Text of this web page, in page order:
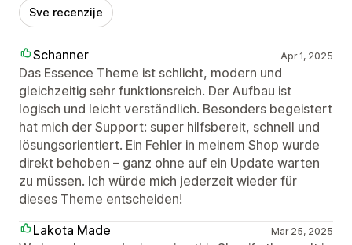
Sve recenzije
Schanner Apr 1, 2025
Das Essence Theme ist schlicht, modern und
gleichzeitig sehr funktionsreich. Der Aufbau ist
logisch und leicht verständlich. Besonders begeistert
hat mich der Support: super hilfsbereit, schnell und
lösungsorientiert. Ein Fehler in meinem Shop wurde
direkt behoben – ganz ohne auf ein Update warten
zu müssen. Ich würde mich jederzeit wieder für
dieses Theme entscheiden!
Lakota Made
Mar 25, 2025